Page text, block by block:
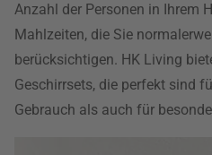
Anzahl der Personen in Ihrem
Mahlzeiten, die Sie
berücksichtigen. HK Living
Geschirrsets, die perfekt sind
Gebrauch als auch für